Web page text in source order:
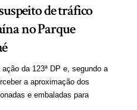
de tráfico
no Parque
da 123ª DP e, segundo a
a aproximação dos
e embaladas para